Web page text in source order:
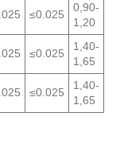
≤0.025
0,90-
1,20
≤0.025
1,40-
1,65
≤0.025
1,40-
1,65